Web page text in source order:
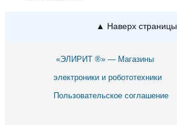
▲ Наверх страницы
«ЭЛИРИТ ®» — Магазины
электроники и робототехники
Пользовательское соглашение